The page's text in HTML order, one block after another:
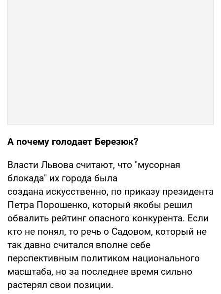
А почему голодает Березюк?
Власти Львова считают, что "мусорная
блокада" их города была
создана искусственно, по приказу президента
Петра Порошенко, который якобы решил
обвалить рейтинг опасного конкурента. Если
кто не понял, то речь о Садовом, который не
так давно считался вполне себе
перспективным политиком национального
масштаба, но за последнее время сильно
растерял свои позиции.